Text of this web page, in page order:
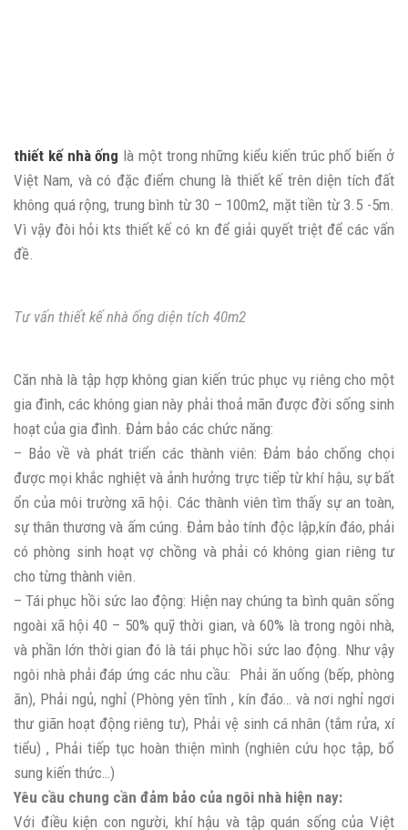
thiết kế nhà ống là một trong những kiểu kiến trúc phố biến ở
Việt Nam, và có đặc điểm chung là thiết kế trên diện tích đất
không quá rộng, trung bình từ 30 – 100m2, mặt tiền từ 3.5 -5m.
Vì vậy đòi hỏi kts thiết kế có kn để giải quyết triệt để các vấn
đề.
Tư vấn thiết kế nhà ống diện tích 40m2
Căn nhà là tập hợp không gian kiến trúc phục vụ riêng cho một
gia đình, các không gian này phải thoả mãn được đời sống sinh
hoạt của gia đình. Đảm bảo các chức năng:
– Bảo về và phát triển các thành viên: Đảm bảo chống chọi
được mọi khắc nghiệt và ảnh hưởng trực tiếp từ khí hậu, sự bất
ổn của môi trường xã hội. Các thành viên tìm thấy sự an toàn,
sự thân thương và ấm cúng. Đảm bảo tính độc lập,kín đáo, phải
có phòng sinh hoạt vợ chồng và phải có không gian riêng tư
cho từng thành viên.
– Tái phục hồi sức lao động: Hiện nay chúng ta bình quân sống
ngoài xã hội 40 – 50% quỹ thời gian, và 60% là trong ngôi nhà,
và phần lớn thời gian đó là tái phục hồi sức lao động. Như vậy
ngôi nhà phải đáp ứng các nhu cầu: Phải ăn uống (bếp, phòng
ăn), Phải ngủ, nghỉ (Phòng yên tĩnh , kín đáo… và nơi nghỉ ngơi
thư giãn hoạt động riêng tư), Phải vệ sinh cá nhân (tắm rửa, xí
tiểu) , Phải tiếp tục hoàn thiện mình (nghiên cứu học tập, bổ
sung kiến thức…)
Yêu cầu chung cần đảm bảo của ngôi nhà hiện nay:
Với điều kiện con người, khí hậu và tập quán sống của Việt